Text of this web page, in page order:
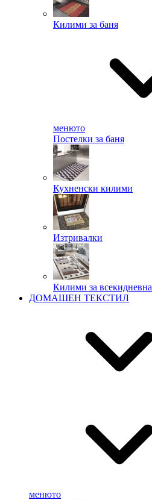
Килими за баня
менюто
Постелки за баня
Кухненски килими
Изтривалки
Килими за всекидневна
ДОМАШЕН ТЕКСТИЛ
менюто